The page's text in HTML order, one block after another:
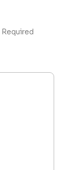
Required